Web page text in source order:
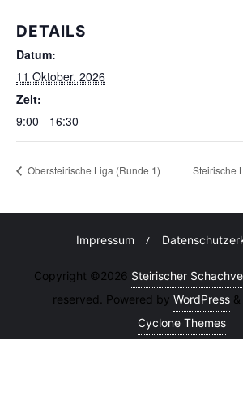
DETAILS
Datum:
11 Oktober, 2026
Zeit:
9:00 - 16:30
Obersteirische Liga (Runde 1) Steirische
Impressum
Copyright ©2026 Steirischer
reserved. Powered by WordPress &
Cyclone Themes